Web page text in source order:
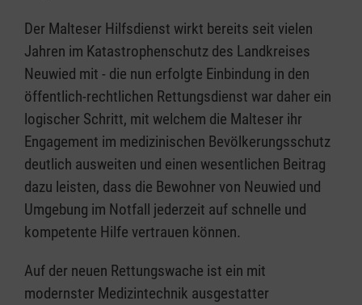
Der Malteser Hilfsdienst wirkt bereits seit vielen
Jahren im Katastrophenschutz des Landkreises
Neuwied mit - die nun erfolgte Einbindung in den
öffentlich-rechtlichen Rettungsdienst war daher ein
logischer Schritt, mit welchem die Malteser ihr
Engagement im medizinischen Bevölkerungsschutz
deutlich ausweiten und einen wesentlichen Beitrag
dazu leisten, dass die Bewohner von Neuwied und
Umgebung im Notfall jederzeit auf schnelle und
kompetente Hilfe vertrauen können.
Auf der neuen Rettungswache ist ein mit
modernster Medizintechnik ausgestatter